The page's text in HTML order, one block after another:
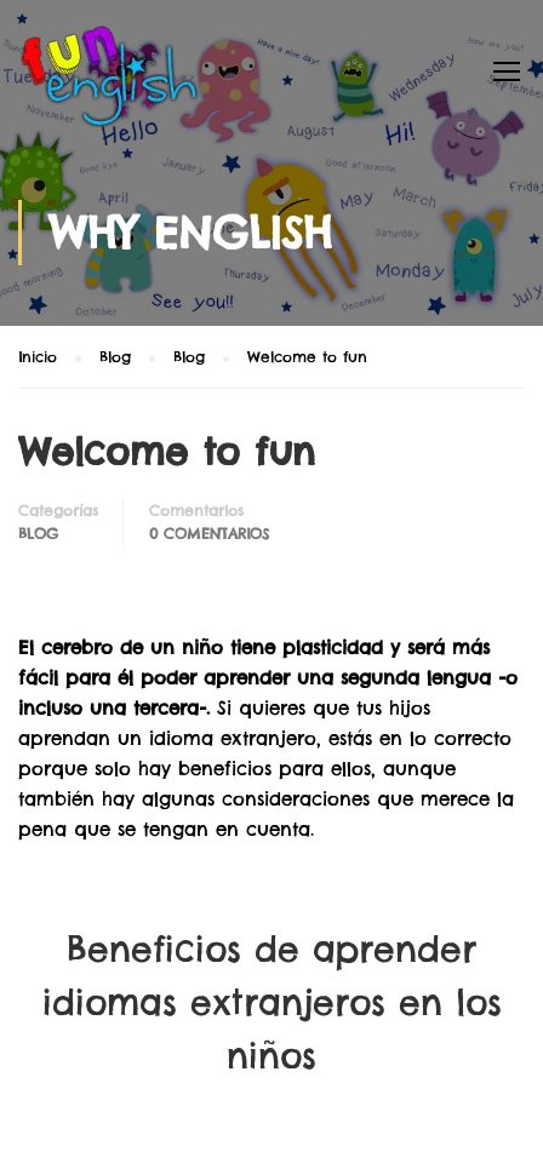
WHY ENGLISH
Inicio Blog Blog Welcome to fun
Welcome to fun
Categorías
BLOG
Comentarios
0 COMENTARIOS
El cerebro de un niño tiene plasticidad y será más
fácil para él poder aprender una segunda lengua -o
incluso una tercera-.Si quieres que tus hijos
aprendan un idioma extranjero, estás en lo correcto
porque solo hay beneficios para ellos, aunque
también hay algunas consideraciones que merece la
pena que se tengan en cuenta.
Beneficios de aprender
idiomas extranjeros en los
niños